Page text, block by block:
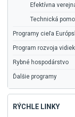
Efektívna
Technická
Programy cieľa
Program rozvoja
Rybné hospodárstvo
Ďalšie programy
RÝCHLE LINKY